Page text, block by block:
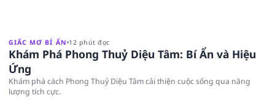
GIẤC MƠ BÍ ẨN 12 phút đọc
Khám Phá Phong Thuỷ Diệu Tâm: Bí Ẩn và Hiệu
Ứng
Khám phá cách Phong Thuỷ Diệu Tâm cải thiện cuộc sống qua năng
lượng tích cực.